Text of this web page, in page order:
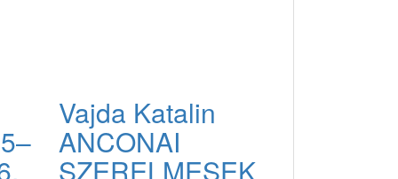
Vajda Katalin
ANCONAI
SZERELMESEK